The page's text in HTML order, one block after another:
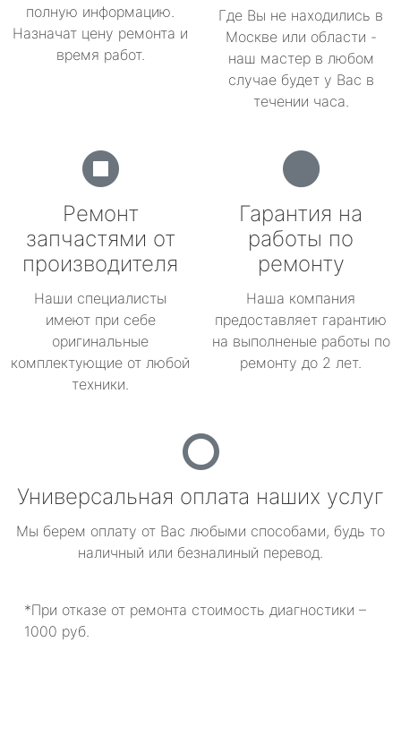
полную информацию.
Назначат цену ремонта и
время работ.
Где Вы не находились в
Москве или области -
наш мастер в любом
случае будет у Вас в
течении часа.
Ремонт
запчастями от
производителя
Наши специалисты
имеют при себе
оригинальные
комплектующие от любой
техники.
Гарантия на
работы по
ремонту
Наша компания
предоставляет гарантию
на выполненые работы по
ремонту до 2 лет.
Универсальная оплата наших услуг
Мы берем оплату от Вас любыми способами, будь то
наличный или безналиный перевод.
*При отказе от ремонта стоимость диагностики –
1000 руб.